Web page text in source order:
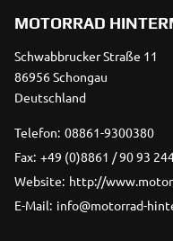
MOTORRAD
Schwabbrucker Straße 11
86956 Schongau
Deutschland
Telefon: 08861-9300380
Fax: +49 (0)8861 / 90 93
Website: http://
E-Mail: info@motorrad-